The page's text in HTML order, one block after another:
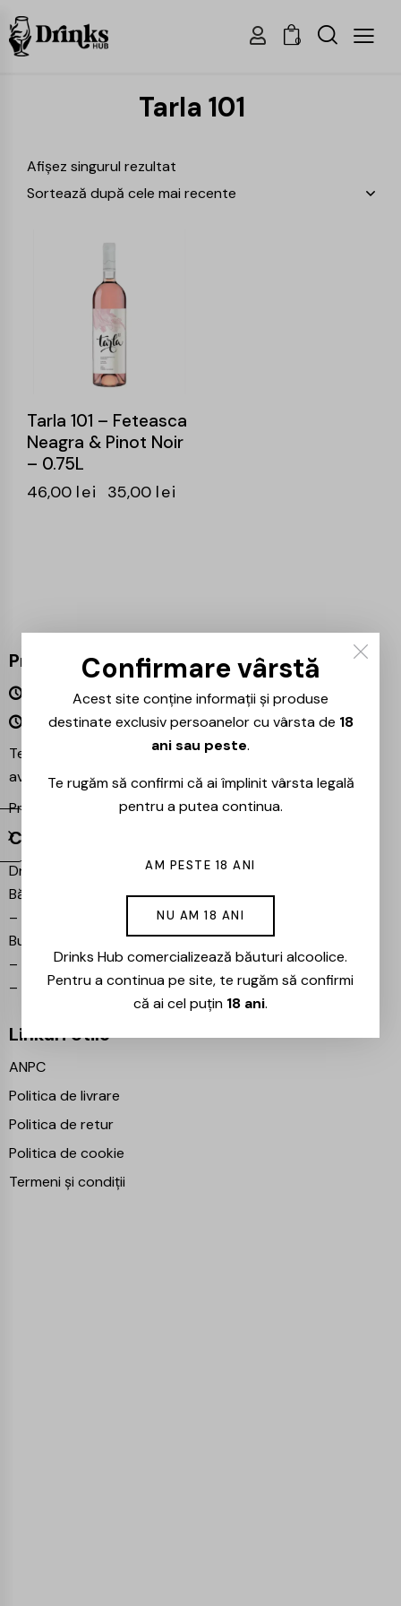
0
Tarla 101
Afișez singurul rezultat
Tarla 101 – Feteasca
Neagra & Pinot Noir
– 0.75L
46,00 lei 35,00 lei
Program
Luni – Vineri 09:00 – 18:00
Sâmbătă – Duminică Închis
Te așteptăm și în magazinul nostru din București –
avem mereu reduceri speciale la băuturile preferate!
Proiecte partenere:Ezotera
Contact
Drinks Hub – Magazin de
Băuturi
–
Bulevardul Iuliu Maniu 7,
București 061102
–
info@drinkshub.ro
–
0725 860 799
Linkuri Utile
ANPC
Politica de livrare
Politica de retur
Politica de cookie
Termeni și condiții
Confirmare vârstă
Acest site conține informații și produse
destinate exclusiv persoanelor cu vârsta de 18
ani sau peste.
Te rugăm să confirmi că ai împlinit vârsta legală
pentru a putea continua.
AM PESTE 18 ANI
NU AM 18 ANI
Drinks Hub comercializează băuturi alcoolice.
Pentru a continua pe site, te rugăm să confirmi
că ai cel puțin 18 ani.